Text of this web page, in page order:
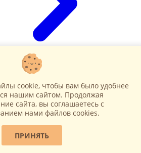
Наружные блоки
cookie, чтобы вам было удобнее
нашим сайтом. Продолжая
сайта, вы соглашаетесь c
нами файлов cookies.
ПРИНЯТЬ